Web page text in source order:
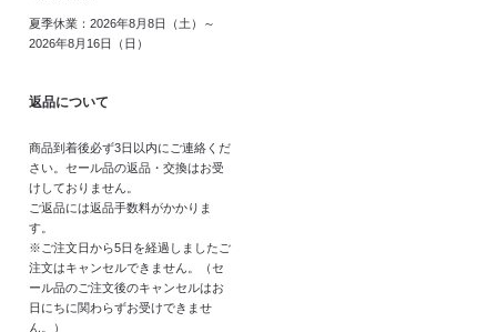
夏季休業：2026年8月8日（土）～
2026年8月16日（日）
返品について
商品到着後必ず3日以内にご連絡くだ
さい。セール品の返品・交換はお受
けしておりません。
ご返品には返品手数料がかかりま
す。
※ご注文日から5日を経過しましたご
注文はキャンセルできません。（セ
ール品のご注文後のキャンセルはお
日にちに関わらずお受けできませ
ん。）